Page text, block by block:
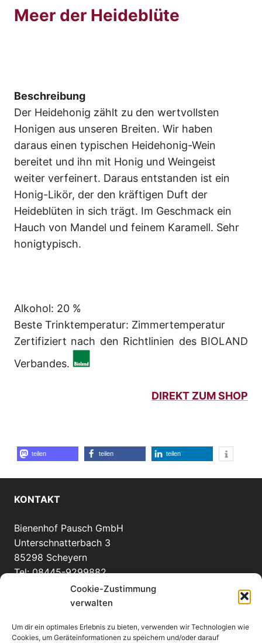
Cookie-Zustimmung
verwalten
Um dir ein optimales Erlebnis zu bieten, verwenden wir Technologien wie
Cookies, um Geräteinformationen zu speichern und/oder darauf
Meer der Heideblüte
Beschreibung
Der Heidehonig zählt zu den wertvollsten
Honigen aus unseren Breiten. Wir haben
daraus einen typischen Heidehonig-Wein
bereitet und ihn mit Honig und Weingeist
weiter verfeinert. Daraus entstanden ist ein
Honig-Likör, der den kräftigen Duft der
Heideblüten in sich trägt. Im Geschmack ein
Hauch von Mandel und feinem Karamell. Sehr
honigtypisch.
Alkohol: 20 %
Beste Trinktemperatur: Zimmertemperatur
Zertifiziert nach den Richtlinien des BIOLAND
Verbandes.
DIREKT ZUM SHOP
teilen teilen teilen
KONTAKT
Bienenhof Pausch GmbH
Unterschnatterbach 3
85298 Scheyern
Tel: 08445-9299882
info(at)bienenhof-pausch.de
WEITERE INFORMATIONEN